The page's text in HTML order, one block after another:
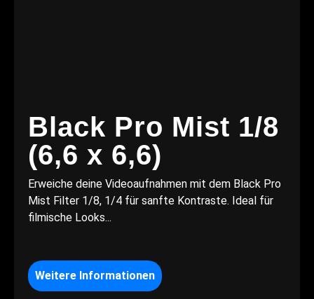
Black Pro Mist 1/8
(6,6 x 6,6)
Erweiche deine Videoaufnahmen mit dem Black Pro
Mist Filter 1/8, 1/4 für sanfte Kontraste. Ideal für
filmische Looks...
Weitere Informationen